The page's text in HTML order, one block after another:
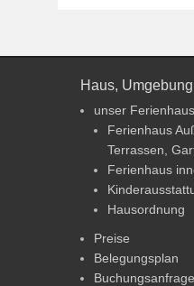
Haus,
unser Ferienhaus
Ferienhaus
Terrassen,
Ferienhaus
Hausordnung
Preise
Belegungsplan
Buchungsanfrage